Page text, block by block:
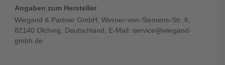
Angaben zum Hersteller
Wiegand & Partner GmbH, Werner-von-Siemens-Str. 6,
82140 Olching, Deutschland, E-Mail: service@wiegand-
gmbh.de